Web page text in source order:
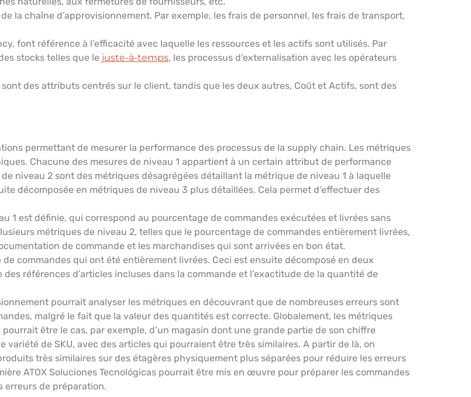
la chaîne d’approvisionnement. Par exemple, les frais de personnel, les frais de transport,
font référence à l’efficacité avec laquelle les ressources et les actifs sont utilisés. Par
stocks telles que le juste-à-temps, les processus d’externalisation avec les opérateurs
des attributs centrés sur le client, tandis que les deux autres, Coût et Actifs, sont des
permettant de mesurer la performance des processus de la supply chain. Les métriques
Chacune des mesures de niveau 1 appartient à un certain attribut de performance
niveau 2 sont des métriques désagrégées détaillant la métrique de niveau 1 à laquelle
décomposée en métriques de niveau 3 plus détaillées. Cela permet d’effectuer des
1 est définie, qui correspond au pourcentage de commandes exécutées et livrées sans
métriques de niveau 2, telles que le pourcentage de commandes entièrement livrées,
de commande et les marchandises qui sont arrivées en bon état.
commandes qui ont été entièrement livrées. Ceci est ensuite décomposé en deux
références d’articles incluses dans la commande et l’exactitude de la quantité de
pourrait analyser les métriques en découvrant que de nombreuses erreurs sont
malgré le fait que la valeur des quantités est correcte. Globalement, les métriques
être le cas, par exemple, d’un magasin dont une grande partie de son chiffre
variété de SKU, avec des articles qui pourraient être très similaires. A partir de là, on
très similaires sur des étagères physiquement plus séparées pour réduire les erreurs
ATOX Soluciones Tecnológicas pourrait être mis en œuvre pour préparer les commandes
erreurs de préparation.